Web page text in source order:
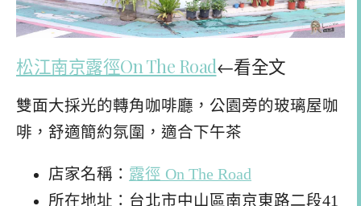
松江南京露徑On The Road←看全文
雙面大採光的轉角咖啡廳，公園旁的玻璃屋咖
啡，舒適簡約氛圍，適合下午茶
店家名稱： 露徑 On The Road
所在地址：台北市中山區南京東路二段41